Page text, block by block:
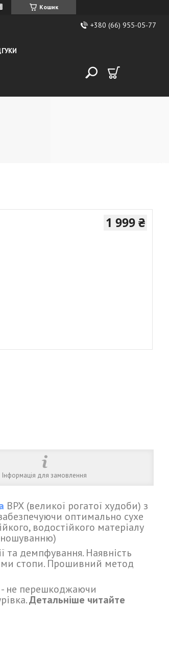
Кошик
+380 (66) 955-05-77
1 999 ₴
Інформація для замовлення
ВРХ (великої рогатої худоби) з
оптимально сухе
водостійкого матеріалу
та демпфування. Наявність
стопи. Прошивний метод
- не перешкоджаючи
Детальніше читайте